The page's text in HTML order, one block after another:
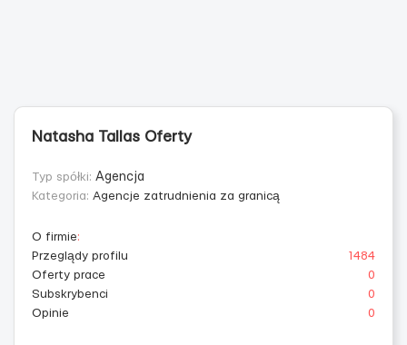
Natasha Tallas Oferty
Typ spółki: Agencja
Kategoria: Agencje zatrudnienia za granicą
O firmie:
Przeglądy profilu
1484
Oferty prace
0
Subskrybenci
0
Opinie
0